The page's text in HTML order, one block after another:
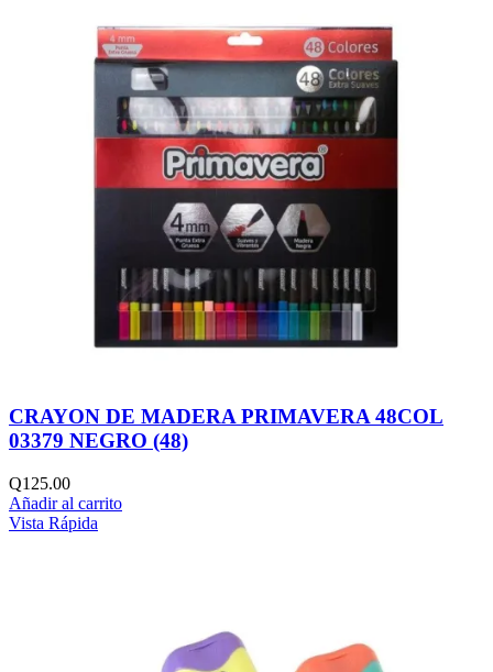
CRAYON DE MADERA PRIMAVERA 48COL
03379 NEGRO (48)
Q125.00
Añadir al carrito
Vista Rápida